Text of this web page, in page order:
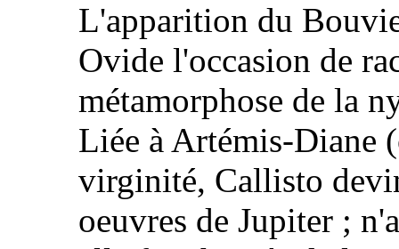
L'apparition du
Ovide l'occasion de
métamorphose de la
Liée à Artémis-Diane
virginité, Callisto
oeuvres de Jupiter ;